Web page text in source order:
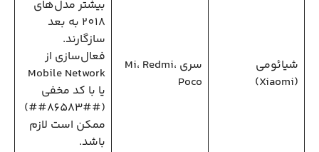
شیائومی
(Xiaomi)
سری Mi، Redmi،
Poco
بیشتر مدل‌های
2018 به بعد
سازگارند.
فعال‌سازی از
Mobile Network
یا با کد مخفی
(##86583##)
ممکن است لازم
باشد.